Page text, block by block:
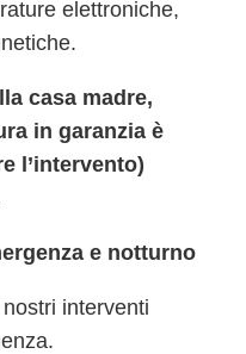
elettroniche,
casa madre,
in garanzia è
l’intervento)
e notturno
interventi